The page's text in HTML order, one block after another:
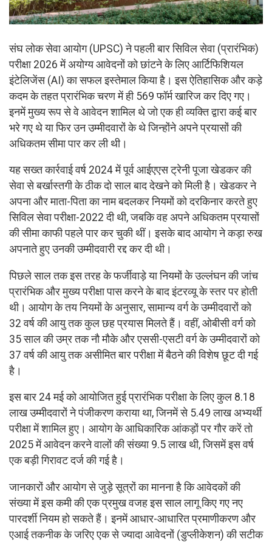
संघ लोक सेवा आयोग (UPSC) ने पहली बार सिविल सेवा (प्रारंभिक)
परीक्षा 2026 में अयोग्य आवेदनों को छांटने के लिए आर्टिफिशियल
इंटेलिजेंस (AI) का सफल इस्तेमाल किया है। इस ऐतिहासिक और कड़े
कदम के तहत प्रारंभिक चरण में ही 569 फॉर्म खारिज कर दिए गए।
इनमें मुख्य रूप से वे आवेदन शामिल थे जो एक ही व्यक्ति द्वारा कई बार
भरे गए थे या फिर उन उम्मीदवारों के थे जिन्होंने अपने प्रयासों की
अधिकतम सीमा पार कर ली थी।
यह सख्त कार्रवाई वर्ष 2024 में पूर्व आईएएस ट्रेनी पूजा खेडकर की
सेवा से बर्खास्तगी के ठीक दो साल बाद देखने को मिली है। खेडकर ने
अपना और माता-पिता का नाम बदलकर नियमों को दरकिनार करते हुए
सिविल सेवा परीक्षा-2022 दी थी, जबकि वह अपने अधिकतम प्रयासों
की सीमा काफी पहले पार कर चुकी थीं। इसके बाद आयोग ने कड़ा रुख
अपनाते हुए उनकी उम्मीदवारी रद्द कर दी थी।
पिछले साल तक इस तरह के फर्जीवाड़े या नियमों के उल्लंघन की जांच
प्रारंभिक और मुख्य परीक्षा पास करने के बाद इंटरव्यू के स्तर पर होती
थी। आयोग के तय नियमों के अनुसार, सामान्य वर्ग के उम्मीदवारों को
32 वर्ष की आयु तक कुल छह प्रयास मिलते हैं। वहीं, ओबीसी वर्ग को
35 साल की उम्र तक नौ मौके और एससी-एसटी वर्ग के उम्मीदवारों को
37 वर्ष की आयु तक असीमित बार परीक्षा में बैठने की विशेष छूट दी गई
है।
इस बार 24 मई को आयोजित हुई प्रारंभिक परीक्षा के लिए कुल 8.18
लाख उम्मीदवारों ने पंजीकरण कराया था, जिनमें से 5.49 लाख अभ्यर्थी
परीक्षा में शामिल हुए। आयोग के आधिकारिक आंकड़ों पर गौर करें तो
2025 में आवेदन करने वालों की संख्या 9.5 लाख थी, जिसमें इस वर्ष
एक बड़ी गिरावट दर्ज की गई है।
जानकारों और आयोग से जुड़े सूत्रों का मानना है कि आवेदकों की
संख्या में इस कमी की एक प्रमुख वजह इस साल लागू किए गए नए
पारदर्शी नियम हो सकते हैं। इनमें आधार-आधारित प्रमाणीकरण और
एआई तकनीक के जरिए एक से ज्यादा आवेदनों (डुप्लीकेशन) की सटीक